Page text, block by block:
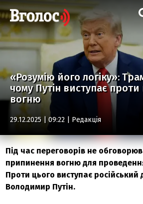
«Розумію його логіку»:
чому Путін виступає
вогню
29.12.2025 | 09:22 | Редакція
Під час переговорів не
припинення вогню для
Проти цього виступає російський
Володимир Путін.